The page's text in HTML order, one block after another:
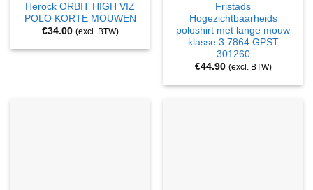
Herock ORBIT HIGH VIZ
POLO KORTE MOUWEN
€34.00 (excl. BTW)
Fristads
Hogezichtbaarheids
poloshirt met lange mouw
klasse 3 7864 GPST
301260
€44.90 (excl. BTW)